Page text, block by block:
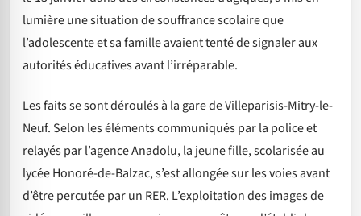
lumière une situation de souffrance scolaire que
l’adolescente et sa famille avaient tenté de signaler aux
autorités éducatives avant l’irréparable.
Les faits se sont déroulés à la gare de Villeparisis-Mitry-le-
Neuf. Selon les éléments communiqués par la police et
relayés par l’agence Anadolu, la jeune fille, scolarisée au
lycée Honoré-de-Balzac, s’est allongée sur les voies avant
d’être percutée par un RER. L’exploitation des images de